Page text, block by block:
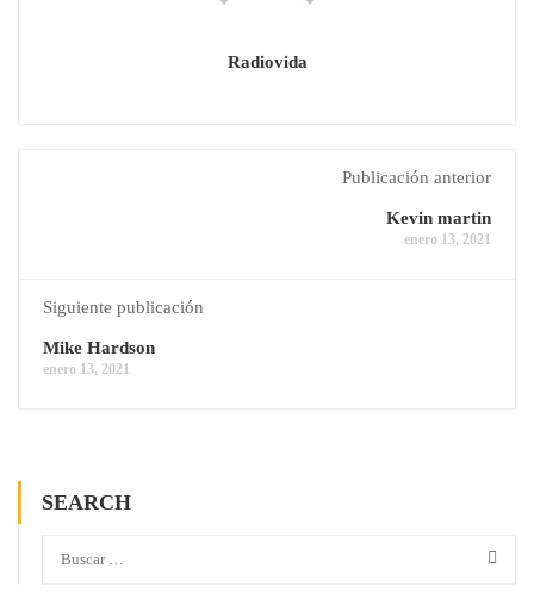
Radiovida
Publicación anterior
Kevin martin
enero 13, 2021
Siguiente publicación
Mike Hardson
enero 13, 2021
SEARCH